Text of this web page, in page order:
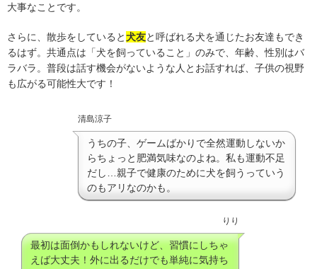
大事なことです。
さらに、散歩をしていると犬友と呼ばれる犬を通じたお友達もでき
るはず。共通点は「犬を飼っていること」のみで、年齢、性別はバ
ラバラ。普段は話す機会がないような人とお話すれば、子供の視野
も広がる可能性大です！
清島涼子
うちの子、ゲームばかりで全然運動しないか
らちょっと肥満気味なのよね。私も運動不足
だし…親子で健康のために犬を飼うっていう
のもアリなのかも。
りり
最初は面倒かもしれないけど、習慣にしちゃ
えば大丈夫！外に出るだけでも単純に気持ち